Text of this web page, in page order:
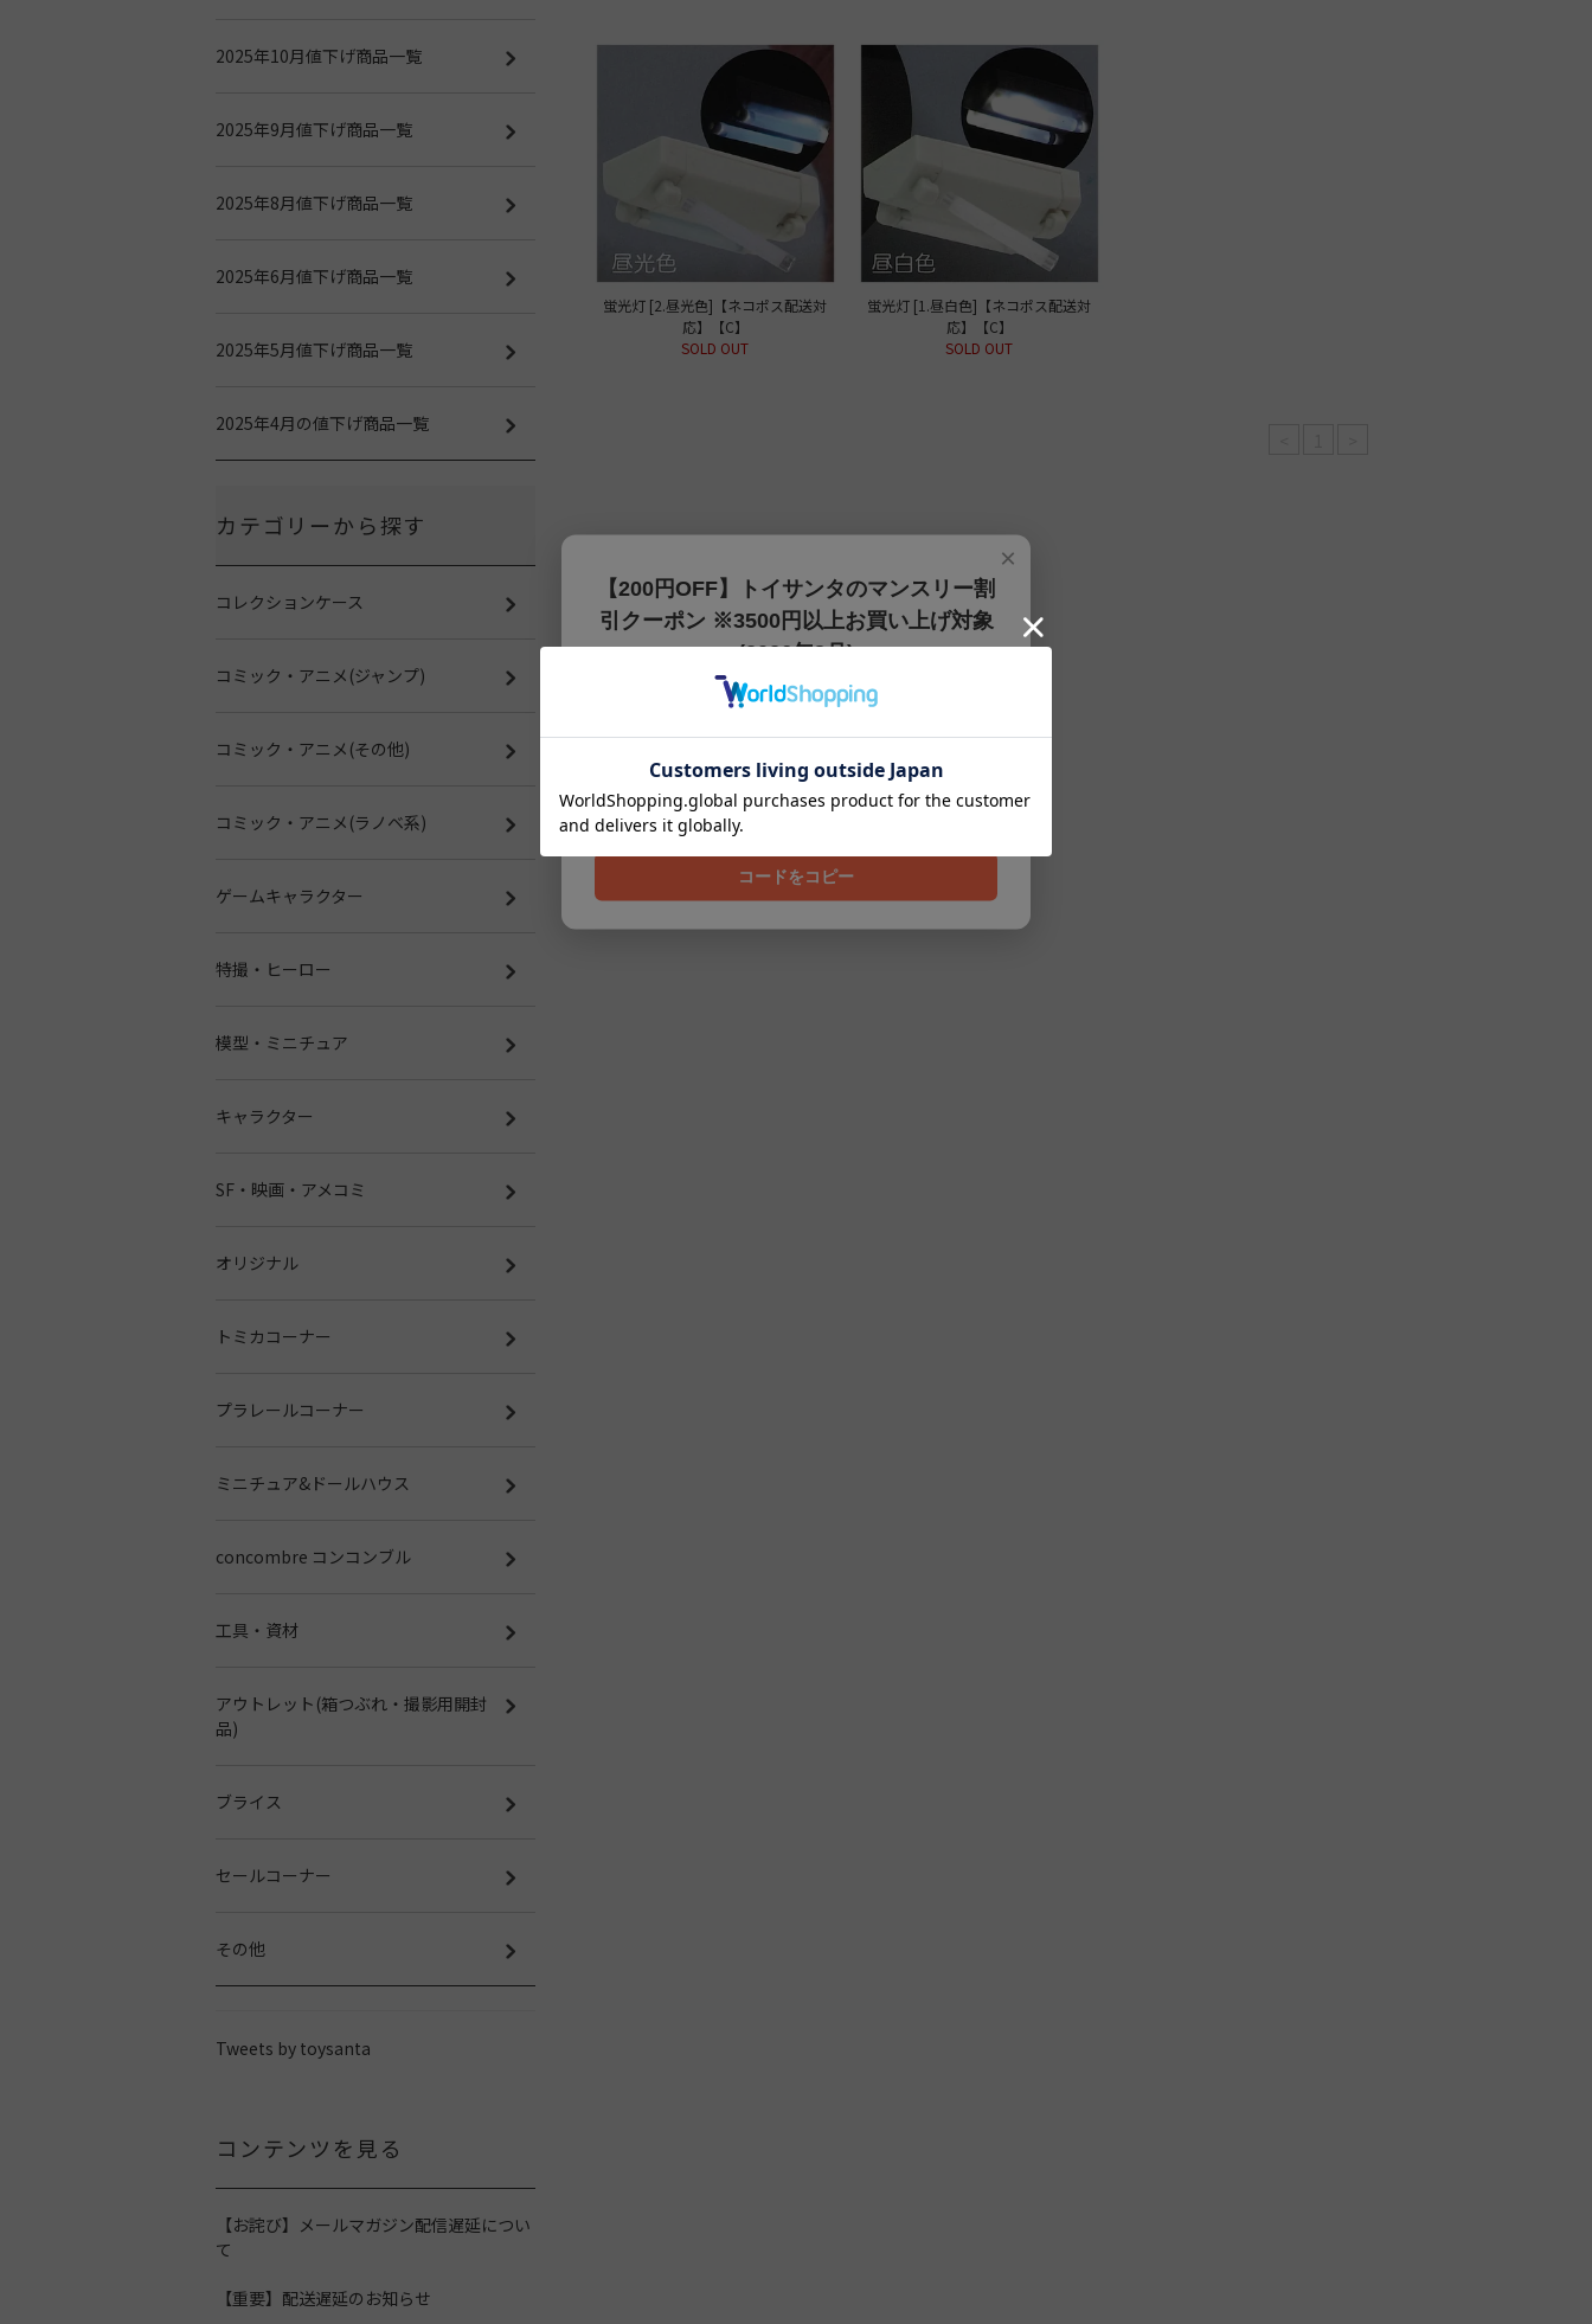
蛍光灯 [2.昼光色]【ネコポス配送対
応】【C】
SOLD OUT
蛍光灯 [1.昼白色]【ネコポス配送対
応】【C】
SOLD OUT
2025年10月値下げ商品一覧
2025年9月値下げ商品一覧
2025年8月値下げ商品一覧
2025年6月値下げ商品一覧
2025年5月値下げ商品一覧
2025年4月の値下げ商品一覧
カテゴリーから探す
コレクションケース
コミック・アニメ(ジャンプ)
コミック・アニメ(その他)
コミック・アニメ(ラノベ系)
ゲームキャラクター
特撮・ヒーロー
模型・ミニチュア
キャラクター
SF・映画・アメコミ
オリジナル
トミカコーナー
プラレールコーナー
ミニチュア&ドールハウス
concombre コンコンブル
工具・資材
アウトレット(箱つぶれ・撮影用開封
品)
ブライス
セールコーナー
その他
Tweets by toysanta
コンテンツを見る
【お詫び】メールマガジン配信遅延につい
て
【重要】配送遅延のお知らせ
×
【200円OFF】トイサンタのマンスリー割
引クーポン ※3500円以上お買い上げ対象
(2026年8月)
【200円OFFクーポン】3500円以上お買上げでご利用可能
です!! 8月1日～8月31日まで
202608
コードをコピー